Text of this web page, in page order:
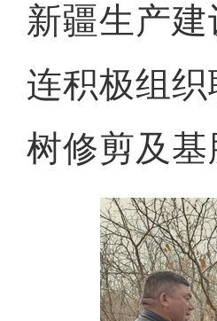
新疆生产
连积极组
树修剪及